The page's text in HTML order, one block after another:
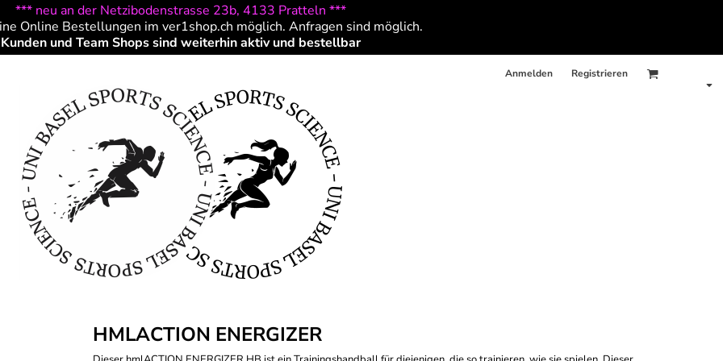
*** neu an der Netzibodenstrasse 23b, 4133 Pratteln ***
Online Bestellungen im ver1shop.ch möglich. Anfragen sind möglich.
Kunden und Team Shops sind weiterhin aktiv und bestellbar
Anmelden Registrieren
HMLACTION ENERGIZER